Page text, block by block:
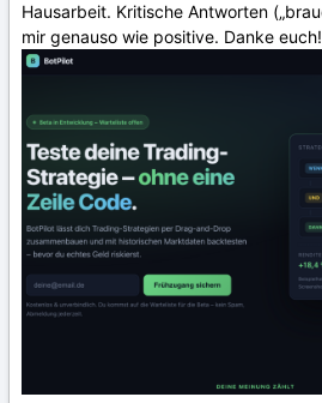
Hausarbeit. Kritische Antworten
mir genauso wie positive. Danke euch!